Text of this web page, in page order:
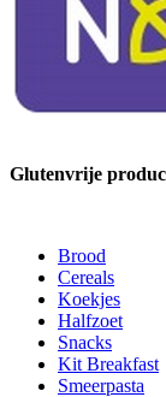
Glutenvrije
Brood
Cereals
Koekjes
Halfzoet
Snacks
Kit Breakfast
Smeerpasta